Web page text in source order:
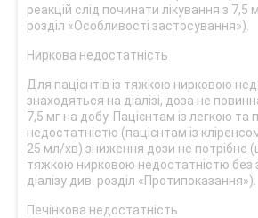
реакцій слід починати лікування з 7,5
розділ «Особливості застосування»).
Ниркова недостатність
Для пацієнтів із тяжкою нирковою
знаходяться на діалізі, доза не
7,5 мг на добу. Пацієнтам із легкою
недостатністю (пацієнтам із
25 мл/хв) зниження дози не потрібне
тяжкою нирковою недостатністю без
діалізу див. розділ «Протипоказання»).
Печінкова недостатність